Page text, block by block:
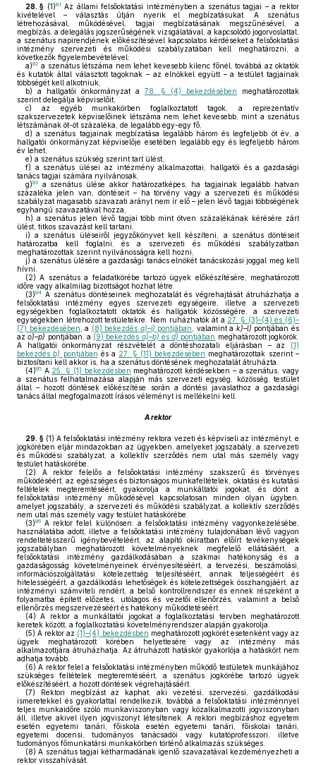
28. § (1)81 Az állami felsőoktatási intézményben a szenátus tagjai – a rektor
kivételével – választás útján nyerik el megbízatásukat. A szenátus
létrehozásával, működésével, tagjai megbízatásának megszűnésével, a
megbízás, a delegálás jogszerűségének vizsgálatával, a kapcsolódó jogorvoslattal,
a szenátus napirendjének előkészítésével kapcsolatos kérdéseket a felsőoktatási
intézmény szervezeti és működési szabályzatában kell meghatározni, a
következők figyelembevételével:
a)82 a szenátus létszáma nem lehet kevesebb kilenc főnél, továbbá az oktatók
és kutatók által választott tagoknak – az elnökkel együtt – a testület tagjainak
többségét kell alkotniuk,
b) a hallgatói önkormányzat a 78. § (4) bekezdésében meghatározottak
szerint delegálja képviselőit,
c) az egyéb munkakörben foglalkoztatott tagok, a reprezentatív
szakszervezetek képviselőinek létszáma nem lehet kevesebb, mint a szenátus
létszámának öt-öt százaléka, de legalább egy-egy fő,
d) a szenátus tagjainak megbízatása legalább három és legfeljebb öt év, a
hallgatói önkormányzat képviselője esetében legalább egy és legfeljebb három
év lehet,
e) a szenátus szükség szerint tart ülést,
f) a szenátus ülései az intézmény alkalmazottai, hallgatói és a gazdasági
tanács tagjai számára nyilvánosak,
g)83
a szenátus ülése akkor határozatképes, ha tagjainak legalább hatvan
százaléka jelen van, döntéseit – ha törvény vagy a szervezeti és működési
szabályzat magasabb szavazati arányt nem ír elő – jelen lévő tagjai többségének
egyhangú szavazatával hozza,
h) a szenátus jelen lévő tagjai több mint ötven százalékának kérésére zárt
ülést, titkos szavazást kell tartani,
i) a szenátus üléseiről jegyzőkönyvet kell készíteni, a szenátus döntéseit
határozatba kell foglalni, és a szervezeti és működési szabályzatban
meghatározottak szerint nyilvánosságra kell hozni,
j) a szenátus ülésére a gazdasági tanács elnökét tanácskozási joggal meg kell
hívni.
(2) A szenátus a feladatkörébe tartozó ügyek előkészítésére, meghatározott
időre vagy alkalmilag bizottságot hozhat létre.
(3)84 A szenátus döntéseinek meghozatalát és végrehajtását átruházhatja a
felsőoktatási intézmény egyes szervezeti egységeire, illetve a szervezeti
egységekben foglalkoztatott oktatók és hallgatók közösségére, a szervezeti
egységekben létrehozott testületekre. Nem ruházhatók át a 27. § (3)–(4) és (6)–
(7) bekezdésében , a (8) bekezdés a)–i) pontjában , valamint a k)–l) pontjában és
azo)–p) pontjában, a (9) bekezdés a)–b) ésd) pontjában meghatározott jogkörök.
A hallgatói önkormányzat részvételét a döntéshozatali eljárásban – az (1)
bekezdésb) pontjában és a 27. § (11) bekezdésében meghatározottak szerint –
biztosítani kell akkor is, ha a szenátus döntésének meghozatalát átruházta.
(4)85 A 25. § (1) bekezdésben meghatározott kérdésekben – a szenátus, vagy
a szenátus felhatalmazása alapján más szervezeti egység, közösség, testület
által – hozott döntések előkészítése során a döntési javaslathoz a gazdasági
tanács által megfogalmazott írásos véleményt is mellékelni kell.
A rektor
29. § (1) A felsőoktatási intézmény rektora vezeti és képviseli az intézményt, e
jogkörében eljár mindazokban az ügyekben, amelyeket jogszabály, a szervezeti
és működési szabályzat, a kollektív szerződés nem utal más személy vagy
testület hatáskörébe.
(2) A rektor felelős a felsőoktatási intézmény szakszerű és törvényes
működéséért, az egészséges és biztonságos munkafeltételek, oktatási és kutatási
feltételek megteremtéséért, gyakorolja a munkáltatói jogokat, és dönt a
felsőoktatási intézmény működésével kapcsolatosan minden olyan ügyben,
amelyet jogszabály, a szervezeti és működési szabályzat, a kollektív szerződés
nem utal más személy vagy testület hatáskörébe.
(3)86 A rektor felel különösen: a felsőoktatási intézmény vagyonkezelésébe,
használatába adott, illetve a felsőoktatási intézmény tulajdonában lévő vagyon
rendeltetésszerű igénybevételéért, az alapító okiratban előírt tevékenységek
jogszabályban meghatározott követelményeknek megfelelő ellátásáért, a
felsőoktatási intézmény gazdálkodásában a szakmai hatékonyság és a
gazdaságosság követelményeinek érvényesítéséért, a tervezési, beszámolási,
információszolgáltatási kötelezettség teljesítéséért, annak teljességéért és
hitelességéért, a gazdálkodási lehetőségek és kötelezettségek összhangjáért, az
intézményi számviteli rendért, a belső kontrollrendszer és ennek részeként a
folyamatba épített előzetes, utólagos és vezetői ellenőrzés, valamint a belső
ellenőrzés megszervezéséért és hatékony működtetéséért.
(4) A rektor a munkáltatói jogokat a foglalkoztatási tervben meghatározott
keretek között, a foglalkoztatási követelményrendszer alapján gyakorolja.
(5) A rektor az (1)–(4) bekezdésben meghatározott jogkörét esetenként vagy az
ügyek meghatározott körében helyettesére vagy az intézmény más
alkalmazottjára átruházhatja. Az átruházott hatáskör gyakorlója a hatáskört nem
adhatja tovább.
(6) A rektor felel a felsőoktatási intézményben működő testületek munkájához
szükséges feltételek megteremtéséért, a szenátus jogkörébe tartozó ügyek
előkészítéséért, a hozott döntések végrehajtásáért.
(7) Rektori megbízást az kaphat, aki vezetési, szervezési, gazdálkodási
ismeretekkel és gyakorlattal rendelkezik, továbbá a felsőoktatási intézménnyel
teljes munkaidőre szóló munkaviszonyban vagy közalkalmazotti jogviszonyban
áll, illetve akivel ilyen jogviszonyt létesítenek. A rektori megbízáshoz egyetem
esetén egyetemi tanári, főiskola esetén egyetemi tanári, főiskolai tanári,
egyetemi docensi, tudományos tanácsadói vagy kutatóprofesszori, illetve
tudományos főmunkatársi munkakörben történő alkalmazás szükséges.
(8) A szenátus tagjai kétharmadának igenlő szavazatával kezdeményezheti a
rektor visszahívását.